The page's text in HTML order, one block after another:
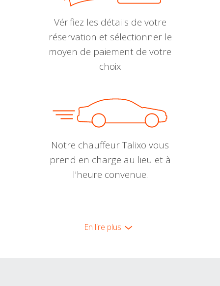
Vérifiez les détails de votre
réservation et sélectionner le
moyen de paiement de votre
choix
Notre chauffeur Talixo vous
prend en charge au lieu et à
l'heure convenue.
En lire plus